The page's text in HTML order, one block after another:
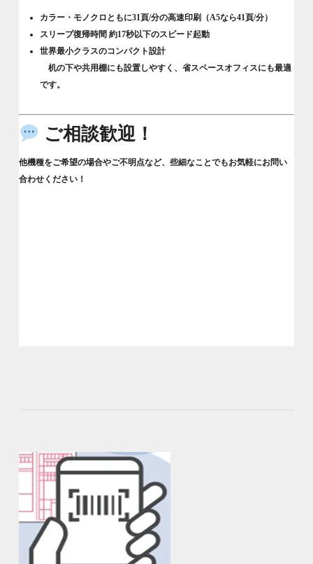
カラー・モノクロともに31頁/分の高速印刷（A5なら41頁/分）
スリープ復帰時間 約17秒以下のスピード起動
世界最小クラスのコンパクト設計
机の下や共用棚にも設置しやすく、省スペースオフィスにも最適
です。
ご相談歓迎！
他機種をご希望の場合やご不明点など、些細なことでもお気軽にお問い
合わせください！